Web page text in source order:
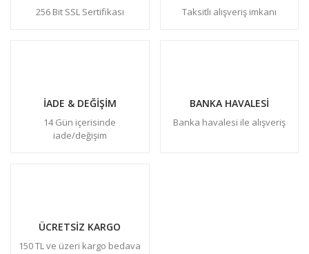
256 Bit SSL Sertifikası Taksitli alışveriş imkanı
İADE & DEĞİŞİM
14 Gün içerisinde
iade/değişim
BANKA HAVALESİ
Banka havalesi ile alışveriş
ÜCRETSİZ KARGO
150 TL ve üzeri kargo bedava